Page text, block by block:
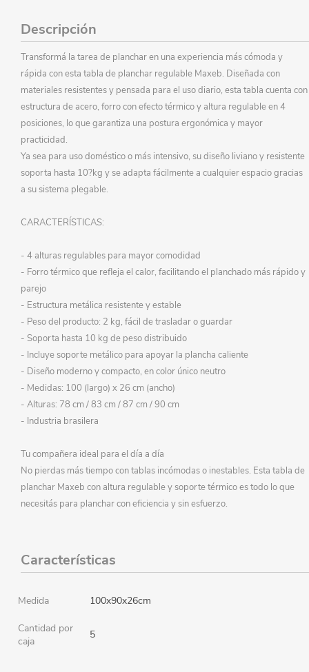
Descripción
Transformá la tarea de planchar en una experiencia más cómoda y
rápida con esta tabla de planchar regulable Maxeb. Diseñada con
materiales resistentes y pensada para el uso diario, esta tabla cuenta con
estructura de acero, forro con efecto térmico y altura regulable en 4
posiciones, lo que garantiza una postura ergonómica y mayor
practicidad.
Ya sea para uso doméstico o más intensivo, su diseño liviano y resistente
soporta hasta 10?kg y se adapta fácilmente a cualquier espacio gracias
a su sistema plegable.
CARACTERÍSTICAS:
- 4 alturas regulables para mayor comodidad
- Forro térmico que refleja el calor, facilitando el planchado más rápido y
parejo
- Estructura metálica resistente y estable
- Peso del producto: 2 kg, fácil de trasladar o guardar
- Soporta hasta 10 kg de peso distribuido
- Incluye soporte metálico para apoyar la plancha caliente
- Diseño moderno y compacto, en color único neutro
- Medidas: 100 (largo) x 26 cm (ancho)
- Alturas: 78 cm / 83 cm / 87 cm / 90 cm
- Industria brasilera
Tu compañera ideal para el día a día
No pierdas más tiempo con tablas incómodas o inestables. Esta tabla de
planchar Maxeb con altura regulable y soporte térmico es todo lo que
necesitás para planchar con eficiencia y sin esfuerzo.
Características
Medida 100x90x26cm
Cantidad por
caja
5